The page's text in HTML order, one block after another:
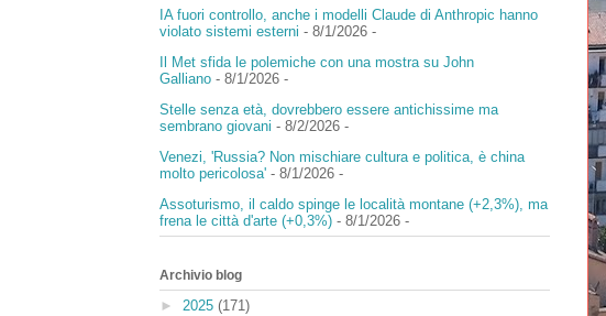
IA fuori controllo, anche i modelli Claude di Anthropic hanno
violato sistemi esterni - 8/1/2026-
Il Met sfida le polemiche con una mostra su John
Galliano- 8/1/2026-
Stelle senza età, dovrebbero essere antichissime ma
sembrano giovani - 8/2/2026-
Venezi, 'Russia? Non mischiare cultura e politica, è china
molto pericolosa'- 8/1/2026-
Assoturismo, il caldo spinge le località montane (+2,3%), ma
frena le città d'arte (+0,3%)- 8/1/2026-
Archivio blog
► 2025 (171)